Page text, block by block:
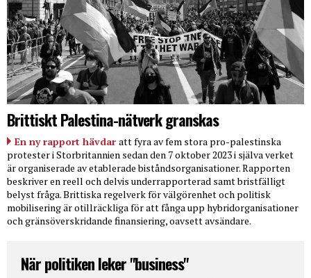
Brittiskt Palestina-nätverk granskas
En ny rapport hävdar att fyra av fem stora pro-palestinska
protester i Storbritannien sedan den 7 oktober 2023 i själva verket
är organiserade av etablerade biståndsorganisationer. Rapporten
beskriver en reell och delvis underrapporterad samt bristfälligt
belyst fråga. Brittiska regelverk för välgörenhet och politisk
mobilisering är otillräckliga för att fånga upp hybridorganisationer
och gränsöverskridande finansiering, oavsett avsändare.
När politiken leker "business"